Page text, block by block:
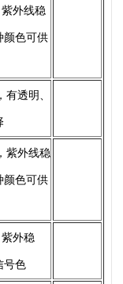
外线稳
颜色可供
透明、
紫外线稳
颜色可供
外稳
号色